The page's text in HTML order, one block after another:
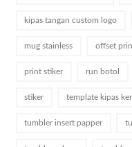
kipas tangan custom logo
mug stainless offset
print stiker run botol
stiker template kipas
tumbler insert papper